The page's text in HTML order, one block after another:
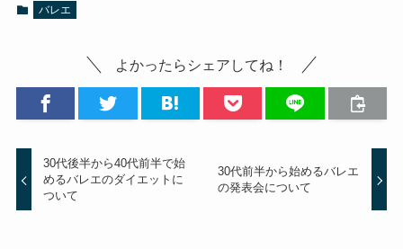
バレエ
よかったらシェアしてね！
30代後半から40代前半で始
めるバレエのダイエットに
ついて
30代前半から始めるバレエ
の発表会について